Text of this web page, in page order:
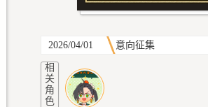
2026/04/01 意向征集
相
关
角
色